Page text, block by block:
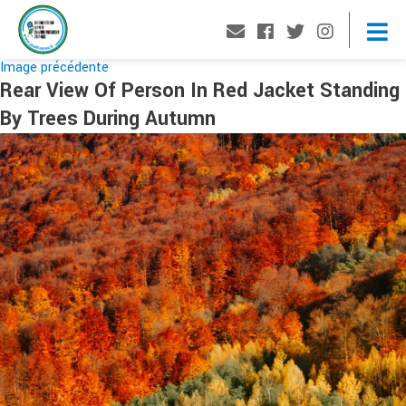
Image précédente
Rear View Of Person In Red Jacket Standing
By Trees During Autumn